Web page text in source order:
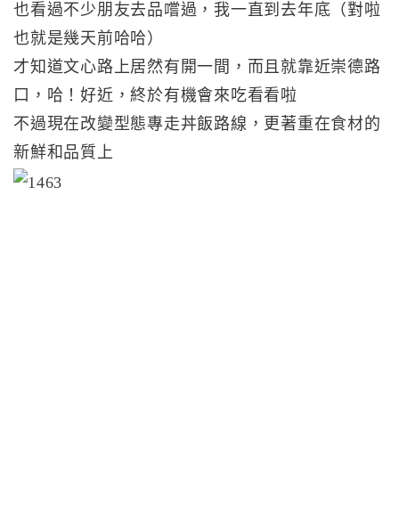
也看過不少朋友去品嚐過，我一直到去年底（對啦
也就是幾天前哈哈）
才知道文心路上居然有開一間，而且就靠近崇德路
口，哈！好近，終於有機會來吃看看啦
不過現在改變型態專走丼飯路線，更著重在食材的
新鮮和品質上